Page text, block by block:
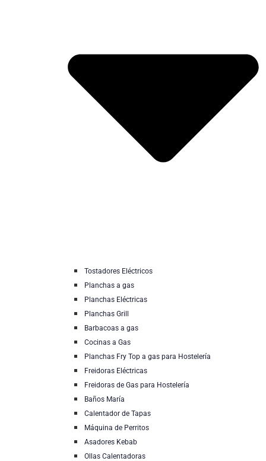
Tostadores Eléctricos
Planchas a gas
Planchas Eléctricas
Planchas Grill
Barbacoas a gas
Cocinas a Gas
Planchas Fry Top a gas para Hostelería
Freidoras Eléctricas
Freidoras de Gas para Hostelería
Baños María
Calentador de Tapas
Máquina de Perritos
Asadores Kebab
Ollas Calentadoras